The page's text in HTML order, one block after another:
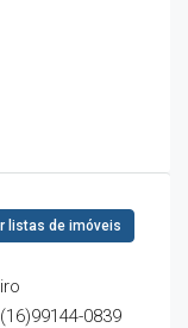
listas de imóveis
(16)99144-0839